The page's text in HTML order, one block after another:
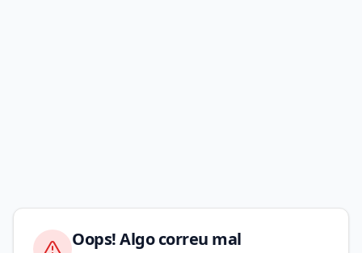
Oops! Algo correu mal